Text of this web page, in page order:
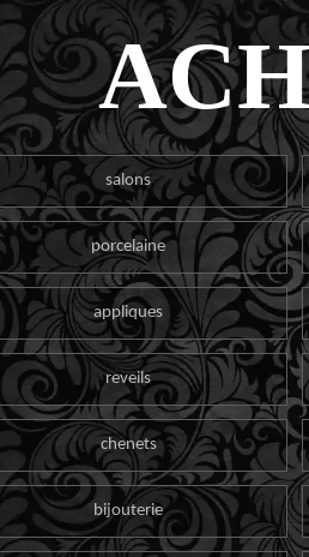
salons
porcelaine
appliques
reveils
chenets
bijouterie